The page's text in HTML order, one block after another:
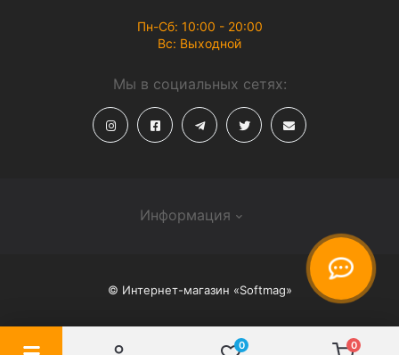
0 0
Информация
Политика конфиденциальности
Пн-Сб: 10:00 - 20:00
Вс: Выходной
Мы в социальных сетях:
© Интернет-магазин «Softmag»